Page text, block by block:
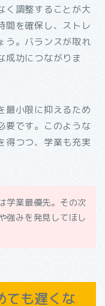
く調整することが大
間を確保し、ストレ
う。バランスが取れ
成功につながりま
最小限に抑えるため
要です。このような
得つつ、学業も充実
学業最優先。その次
強みを発見してほし
ても遅くな